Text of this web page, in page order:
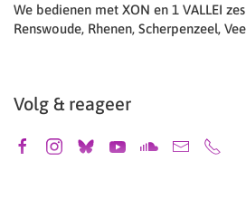
We bedienen met XON en 1 VALLEI
Renswoude, Rhenen, Scherpenzeel,
Volg & reageer